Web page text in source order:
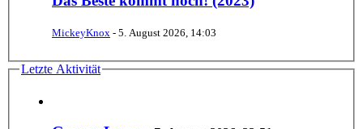
MickeyKnox - 5. August 2026, 14:03
Letzte Aktivität